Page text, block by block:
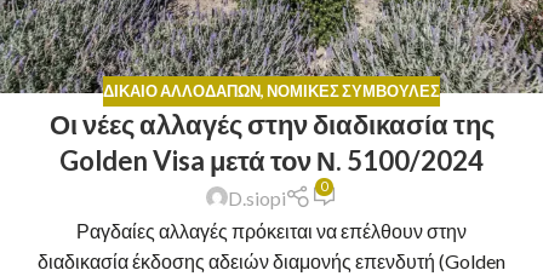
ΔΊΚΑΙΟ ΑΛΛΟΔΑΠΏΝ,ΝΟΜΙΚΈΣ ΣΥΜΒΟΥΛΈΣ
Οι νέες αλλαγές στην διαδικασία της
Golden Visa μετά τον Ν. 5100/2024
D.siopi 0
Ραγδαίες αλλαγές πρόκειται να επέλθουν στην
διαδικασία έκδοσης αδειών διαμονής επενδυτή (Golden